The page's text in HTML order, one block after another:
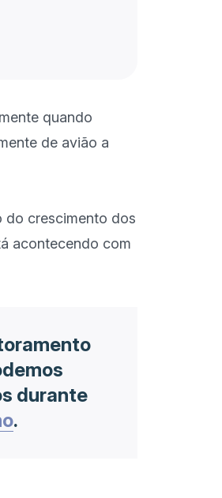
quando
de avião a
do crescimento dos
acontecendo com
durante
.